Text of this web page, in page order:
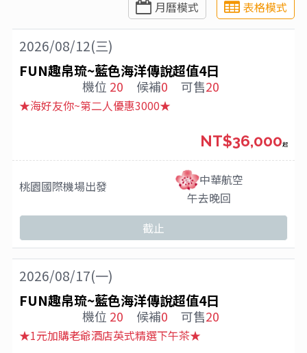
月曆模式 表格模式
2026/08/12(三)
FUN趣帛琉~藍色海洋傳說超值4日
機位 20 候補0 可售20
★海好友你~第二人優惠3000★
桃園國際機場出發
中華航空
午去晚回
NT$36,000起
截止
2026/08/17(一)
FUN趣帛琉~藍色海洋傳說超值4日
機位 20 候補0 可售20
★1元加購老爺酒店英式精選下午茶★